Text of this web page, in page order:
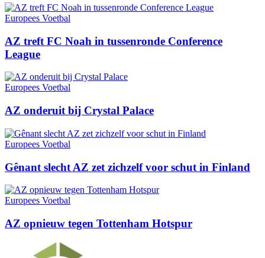
Europees Voetbal
AZ treft FC Noah in tussenronde Conference
League
Europees Voetbal
AZ onderuit bij Crystal Palace
Europees Voetbal
Gênant slecht AZ zet zichzelf voor schut in Finland
Europees Voetbal
AZ opnieuw tegen Tottenham Hotspur